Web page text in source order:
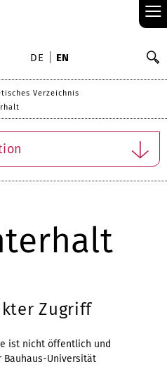
≡
DE EN
Verzeichnis
Zugriff
ist nicht öffentlich und
Bauhaus-Universität